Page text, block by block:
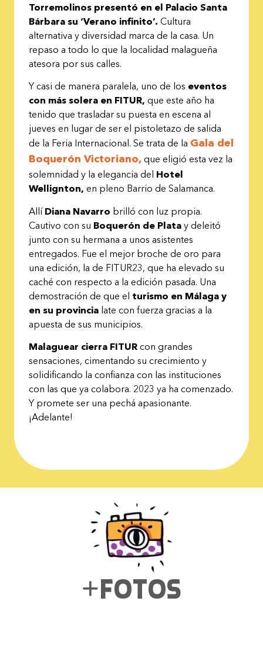
Torremolinos presentó en el Palacio Santa
Bárbara su ‘Verano infinito’. Cultura
alternativa y diversidad marca de la casa. Un
repaso a todo lo que la localidad malagueña
atesora por sus calles.
Y casi de manera paralela, uno de los eventos
con más solera en FITUR, que este año ha
tenido que trasladar su puesta en escena al
jueves en lugar de ser el pistoletazo de salida
de la Feria Internacional. Se trata de la Gala del
Boquerón Victoriano, que eligió esta vez la
solemnidad y la elegancia del Hotel
Wellignton, en pleno Barrio de Salamanca.
Allí Diana Navarro brilló con luz propia.
Cautivo con su Boquerón de Plata y deleitó
junto con su hermana a unos asistentes
entregados. Fue el mejor broche de oro para
una edición, la de FITUR23, que ha elevado su
caché con respecto a la edición pasada. Una
demostración de que el turismo en Málaga y
en su provincia late con fuerza gracias a la
apuesta de sus municipios.
Malaguear cierra FITUR con grandes
sensaciones, cimentando su crecimiento y
solidificando la confianza con las instituciones
con las que ya colabora. 2023 ya ha comenzado.
Y promete ser una pechá apasionante.
¡Adelante!
+fotos